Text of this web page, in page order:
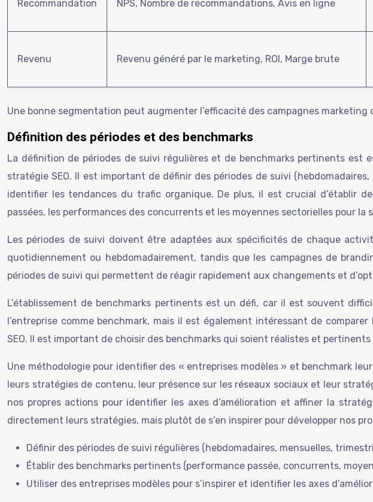
Recommandation NPS, Nombre de recommandations, Avis en ligne
Revenu Revenu généré par le marketing, ROI, Marge brute
Une bonne segmentation peut augmenter l’efficacité des campagnes marketing
Définition des périodes et des benchmarks
La définition de périodes de suivi régulières et de benchmarks pertinents est
stratégie SEO. Il est important de définir des périodes de suivi
identifier les tendances du trafic organique. De plus, il est crucial d’établir
passées, les performances des concurrents et les moyennes sectorielles pour la
Les périodes de suivi doivent être adaptées aux spécificités de chaque
quotidiennement ou hebdomadairement, tandis que les campagnes de
périodes de suivi qui permettent de réagir rapidement aux changements et
L’établissement de benchmarks pertinents est un défi, car il est souvent
l’entreprise comme benchmark, mais il est également intéressant de
SEO. Il est important de choisir des benchmarks qui soient réalistes et pertinents
Une méthodologie pour identifier des « entreprises modèles » et benchmark
leurs stratégies de contenu, leur présence sur les réseaux sociaux et leur
nos propres actions pour identifier les axes d’amélioration et affiner la
directement leurs stratégies, mais plutôt de s’en inspirer pour développer nos
Définir des périodes de suivi régulières (hebdomadaires, mensuelles,
Établir des benchmarks pertinents (performance passée, concurrents,
Utiliser des entreprises modèles pour s’inspirer et identifier les axes